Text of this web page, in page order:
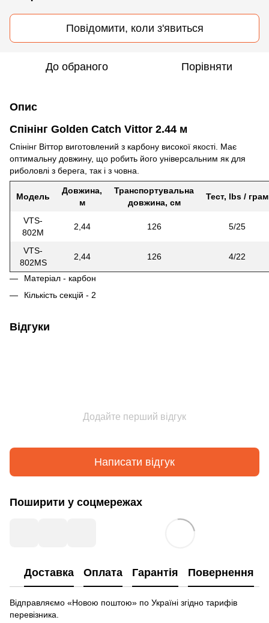
Повідомити, коли з'явиться
До обраного Порівняти
Опис
Спінінг Golden Catch Vittor 2.44 м
Спінінг Віттор виготовлений з карбону високої якості. Має
оптимальну довжину, що робить його універсальним як для
риболовлі з берега, так і з човна.
Модель
Довжина,
м
Транспортувальна
довжина, cм
Тест, lbs / грам
VTS-
802M
2,44 126 5/25
VTS-
802MS
2,44 126 4/22
Матеріал - карбон
Кількість секцій - 2
Відгуки
Додайте перший відгук
Написати відгук
Поширити у соцмережах
Доставка Оплата Гарантія Повернення
Відправляємо «Новою поштою» по Україні згідно тарифів
перевізника.